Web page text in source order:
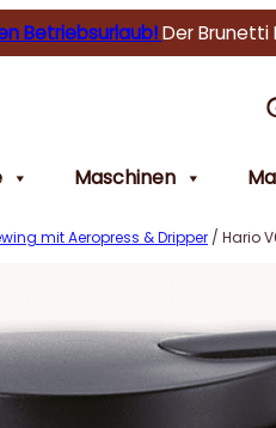
Betriebsurlaub!Der Brunetti
Maschinen
mit Aeropress & Dripper / Hario